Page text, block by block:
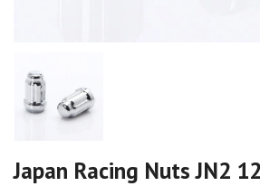
Japan Racing Nuts JN2